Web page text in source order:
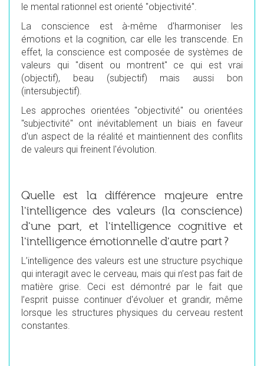
le mental rationnel est orienté "objectivité".
La conscience est à-même d'harmoniser les
émotions et la cognition, car elle les transcende. En
effet, la conscience est composée de systèmes de
valeurs qui "disent ou montrent" ce qui est vrai
(objectif), beau (subjectif) mais aussi bon
(intersubjectif).
Les approches orientées "objectivité" ou orientées
"subjectivité" ont inévitablement un biais en faveur
d'un aspect de la réalité et maintiennent des conflits
de valeurs qui freinent l'évolution.
Quelle est la différence majeure entre
l'intelligence des valeurs (la conscience)
d'une part, et l'intelligence cognitive et
l'intelligence émotionnelle d'autre part ?
L’intelligence des valeurs est une structure psychique
qui interagit avec le cerveau, mais qui n’est pas fait de
matière grise. Ceci est démontré par le fait que
l’esprit puisse continuer d'évoluer et grandir, même
lorsque les structures physiques du cerveau restent
constantes.